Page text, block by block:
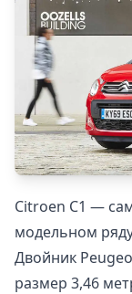
Citroen C1 —
модельном
Двойник
размер 3,46